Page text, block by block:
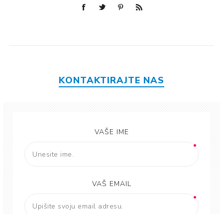
KONTAKTIRAJTE NAS
VAŠE IME
VAŠ EMAIL